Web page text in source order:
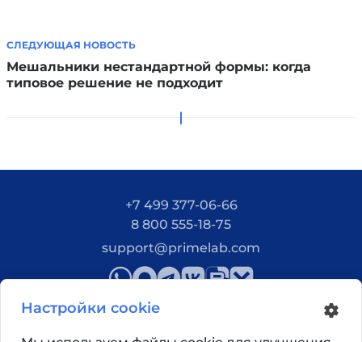
СЛЕДУЮЩАЯ НОВОСТЬ
Мешальники нестандартной формы: когда
типовое решение не подходит
+7 499 377-06-66
8 800 555-18-75
support@primelab.com
Настройки cookie